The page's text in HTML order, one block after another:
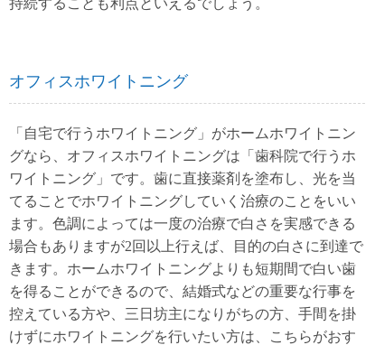
持続することも利点といえるでしょう。
オフィスホワイトニング
「自宅で行うホワイトニング」がホームホワイトニン
グなら、オフィスホワイトニングは「歯科院で行うホ
ワイトニング」です。歯に直接薬剤を塗布し、光を当
てることでホワイトニングしていく治療のことをいい
ます。色調によっては一度の治療で白さを実感できる
場合もありますが2回以上行えば、目的の白さに到達で
きます。ホームホワイトニングよりも短期間で白い歯
を得ることができるので、結婚式などの重要な行事を
控えている方や、三日坊主になりがちの方、手間を掛
けずにホワイトニングを行いたい方は、こちらがおす